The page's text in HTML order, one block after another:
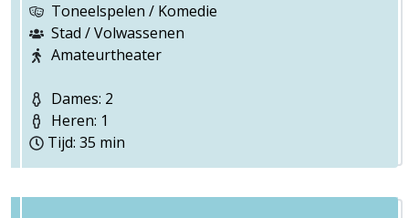
Toneelspelen / Komedie
Stad / Volwassenen
Amateurtheater
Dames: 2
Heren: 1
Tijd: 35 min